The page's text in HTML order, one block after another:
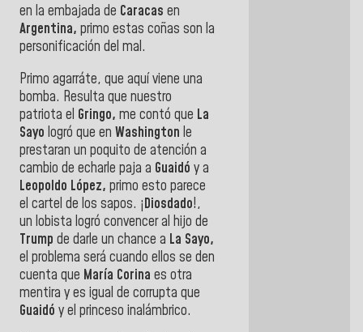
en la embajada de Caracas en
Argentina, primo estas coñas son la
personificación del mal.
Primo agarráte, que aquí viene una
bomba. Resulta que nuestro
patriota el Gringo, me contó que La
Sayo logró que en Washington le
prestaran un poquito de atención a
cambio de echarle paja a Guaidó y a
Leopoldo López, primo esto parece
el cartel de los sapos. ¡Diosdado!,
un lobista logró convencer al hijo de
Trump de darle un chance a La Sayo,
el problema será cuando ellos se den
cuenta que María Corina es otra
mentira y es igual de corrupta que
Guaidó y el princeso inalámbrico.